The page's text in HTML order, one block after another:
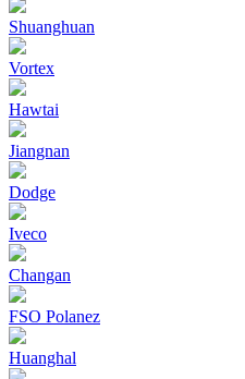
Shuanghuan
Vortex
Hawtai
Jiangnan
Dodge
Iveco
Changan
FSO Polanez
Huanghal